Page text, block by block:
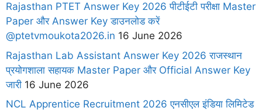
Rajasthan PTET Answer Key 2026 पीटीईटी परीक्षा Master
Paper और Answer Key डाउनलोड करें
@ptetvmoukota2026.in 16 June 2026
Rajasthan Lab Assistant Answer Key 2026 राजस्थान
प्रयोगशाला सहायक Master Paper और Official Answer Key
जारी 16 June 2026
NCL Apprentice Recruitment 2026 एनसीएल इंडिया लिमिटेड